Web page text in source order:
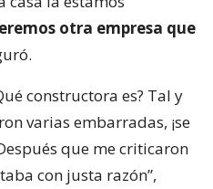
otra empresa que
constructora es? Tal y
varias embarradas, ¡se
que me criticaron
con justa razón”,